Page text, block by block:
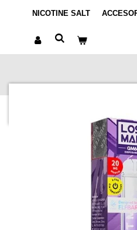
NICOTINE SALT